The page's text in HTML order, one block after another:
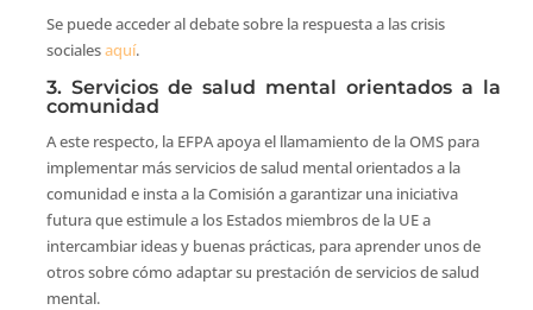
Se puede acceder al debate sobre la respuesta a las crisis
socialesaquí.
3. Servicios de salud mental orientados a la
comunidad
A este respecto, la EFPA apoya el llamamiento de la OMS para
implementar más servicios de salud mental orientados a la
comunidad e insta a la Comisión a garantizar una iniciativa
futura que estimule a los Estados miembros de la UE a
intercambiar ideas y buenas prácticas, para aprender unos de
otros sobre cómo adaptar su prestación de servicios de salud
mental.